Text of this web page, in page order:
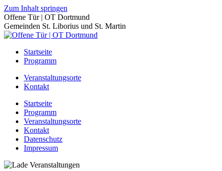
Zum Inhalt springen
Offene Tür | OT Dortmund
Gemeinden St. Liborius und St. Martin
Startseite
Programm
Veranstaltungsorte
Kontakt
Startseite
Programm
Veranstaltungsorte
Kontakt
Datenschutz
Impressum